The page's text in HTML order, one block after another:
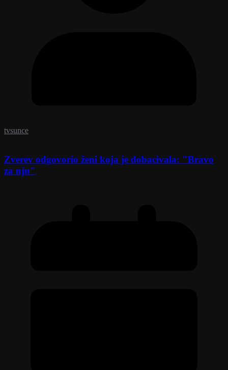
tvsunce
Zverev odgovorio ženi koja je dobacivala: "Bravo
za nju"